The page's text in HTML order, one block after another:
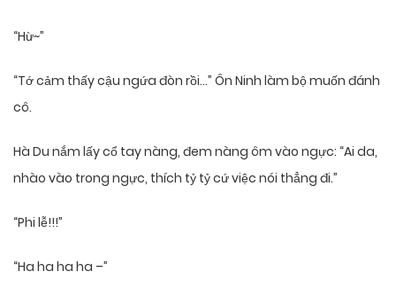
“Hừ~”
“Tớ cảm thấy cậu ngứa đòn rồi…” Ôn Ninh làm bộ muốn đánh
cô.
Hà Du nắm lấy cổ tay nàng, đem nàng ôm vào ngực: “Ai da,
nhào vào trong ngực, thích tỷ tỷ cứ việc nói thẳng đi.”
“Phi lễ!!!”
“Ha ha ha ha –”